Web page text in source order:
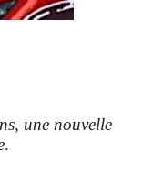
une nouvelle
.